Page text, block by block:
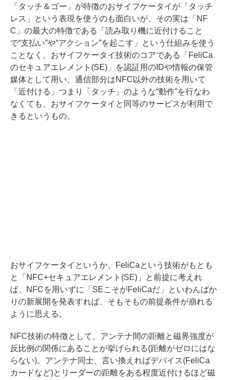
「タッチ＆ゴー」が特徴のおサイフケータイが「タッチ
レス」という表現を使うのも面白いが、その実は「NF
C」の最大の特徴である「読み取り機に近付けること
で“支払い”や“アクション”を起こす」という仕組みを使う
ことなく、おサイフケータイ技術のコアである「FeliCa
のセキュアエレメント(SE)」を認証用のIDや情報の保管
媒体として用い、通信部分はNFC以外の技術を用いて
「近付ける」つまり「タッチ」のような“動作”を行なわ
なくても、おサイフケータイと同等のサービスが利用で
きるというもの。
おサイフケータイというか、FeliCaという技術がもとも
と「NFC+セキュアエレメント(SE)」と前提に考えれ
ば、NFCを用いずに「SEこそがFeliCaだ」といわんばか
りの新展開を発表すれば、そもそもの前提条件が崩れる
ように思える。
NFC技術の特徴として、アンテナ間の距離と磁界強度が
反比例の関係にあることが挙げられる(距離がゼロにはな
らない)。アンテナ同士、言い換えればデバイス(FeliCa
カードなど)とリーダーの距離をある程度近付けるほど磁